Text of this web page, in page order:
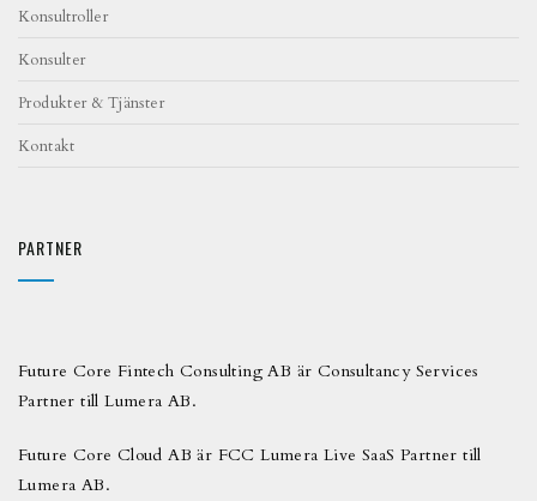
Konsultroller
Konsulter
Produkter & Tjänster
Kontakt
PARTNER
Future Core Fintech Consulting AB är Consultancy Services
Partner till Lumera AB.
Future Core Cloud AB är FCC Lumera Live SaaS Partner till
Lumera AB.